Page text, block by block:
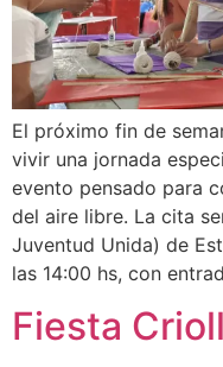
El próximo fin de
vivir una jornada
evento pensado para
del aire libre. La cita
Juventud Unida) de
las 14:00 hs, con
Fiesta